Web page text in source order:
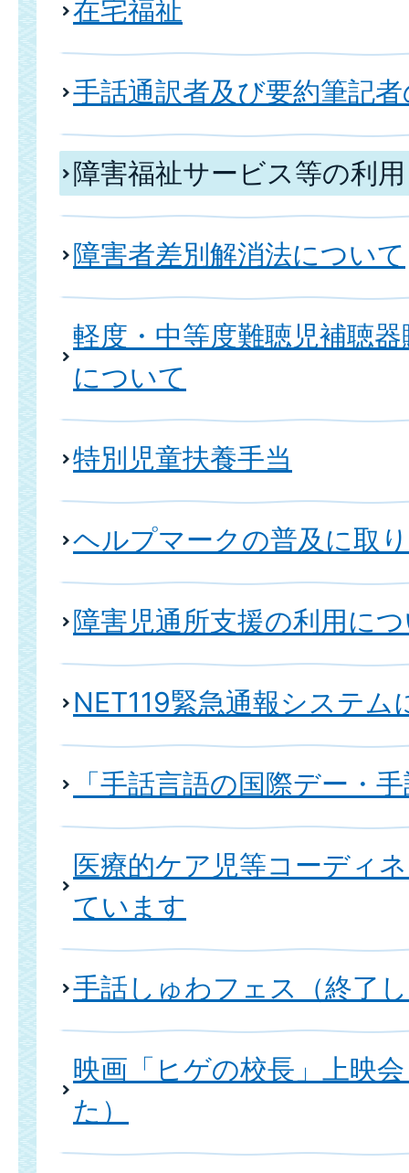
在宅福祉
手話通訳者及び要約筆記
障害福祉サービス等の利用
障害者差別解消法について
軽度・中等度難聴児補聴
について
特別児童扶養手当
ヘルプマークの普及に取
障害児通所支援の利用に
NET119緊急通報システム
「手話言語の国際デー・
医療的ケア児等コーディ
ています
手話しゅわフェス（終了
映画「ヒゲの校長」上映
た）